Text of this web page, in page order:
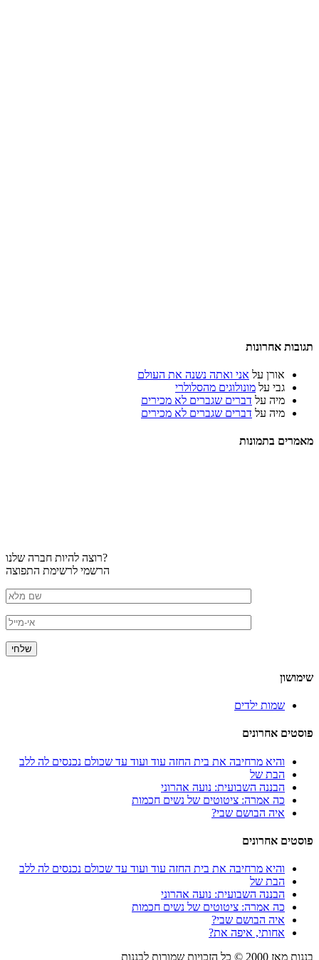
תגובות אחרונות
אורן על אני ואתה נשנה את העולם
גבי על מונולוגים מהסלולרי
מיה על דברים שגברים לא מכירים
מיה על דברים שגברים לא מכירים
מאמרים בתמונות
רוצה להיות חברה שלנו?
הרשמי לרשימת התפוצה
שימושון
שמות ילדים
פוסטים אחרונים
והיא מרחיבה את בית החזה עוד ועוד עד שכולם נכנסים לה ללב
הבת של
הבננה השבועית: נועה אהרוני
כה אמרה: ציטוטים של נשים חכמות
איה הבושם שבי?
פוסטים אחרונים
והיא מרחיבה את בית החזה עוד ועוד עד שכולם נכנסים לה ללב
הבת של
הבננה השבועית: נועה אהרוני
כה אמרה: ציטוטים של נשים חכמות
איה הבושם שבי?
אחותי, איפה את?
בננות מאז 2000 © כל הזכויות שמורות לבננות